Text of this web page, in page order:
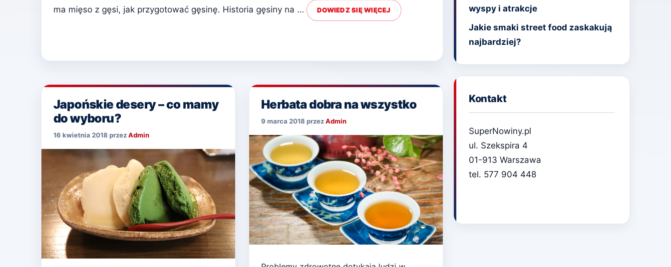
ma mięso z gęsi, jak przygotować gęsinę. Historia gęsiny na … DOWIEDZ SIĘ WIĘCEJ
Japońskie desery – co mamy
do wyboru?
16 kwietnia 2018 przezAdmin
Herbata dobra na wszystko
9 marca 2018 przezAdmin
wyspy i atrakcje
Jakie smaki street food zaskakują
najbardziej?
Kontakt
SuperNowiny.pl
ul. Szekspira 4
01-913 Warszawa
tel. 577 904 448